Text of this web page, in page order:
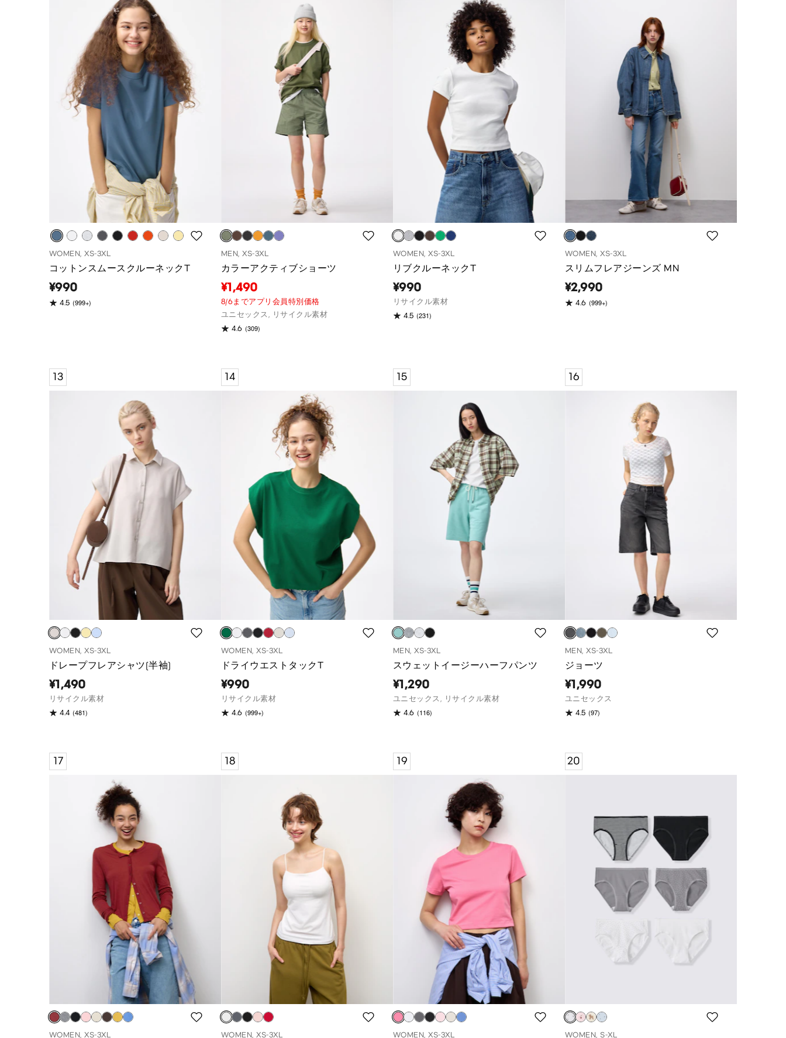
WOMEN, XS-3XL
コットンスムースクルーネックT
¥990
4.5 (999+)
MEN, XS-3XL
カラーアクティブショーツ
¥1,490
8/6までアプリ会員特別価格
ユニセックス, リサイクル素材
4.6 (309)
WOMEN, XS-3XL
リブクルーネックT
¥990
リサイクル素材
4.5 (231)
WOMEN, XS-3XL
スリムフレアジーンズ MN
¥2,990
4.6 (999+)
13
WOMEN, XS-3XL
ドレープフレアシャツ(半袖)
¥1,490
リサイクル素材
4.4 (481)
14
WOMEN, XS-3XL
ドライウエストタックT
¥990
リサイクル素材
4.6 (999+)
15
MEN, XS-3XL
スウェットイージーハーフパンツ
¥1,290
ユニセックス, リサイクル素材
4.6 (116)
16
MEN, XS-3XL
ジョーツ
¥1,990
ユニセックス
4.5 (97)
17
WOMEN, XS-3XL
18
WOMEN, XS-3XL
19
WOMEN, XS-3XL
20
WOMEN, S-XL